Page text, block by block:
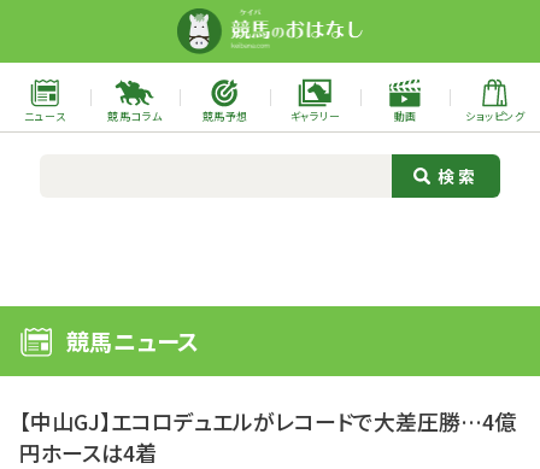
ニュース 競馬コラム 競馬予想 ギャラリー 動画 ショッピング
競馬ニュース
【中山GJ】エコロデュエルがレコードで大差圧勝…4億
円ホースは4着